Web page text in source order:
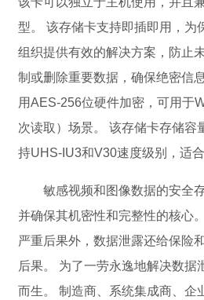
型。 该存储卡支持即插即用，为
组织提供有效的解决方案，防止
制或删除重要数据，确保绝密信
用AES-256位硬件加密，可用于
次读取）场景。 该存储卡存储容
持UHS-IU3和V30速度级别，适
敏感视频和图像数据的安全
并确保其机密性和完整性的核心
严重后果外，数据泄露还给保险
后果。 为了一劳永逸地解决数据
而生。 制造商、系统集成商、企